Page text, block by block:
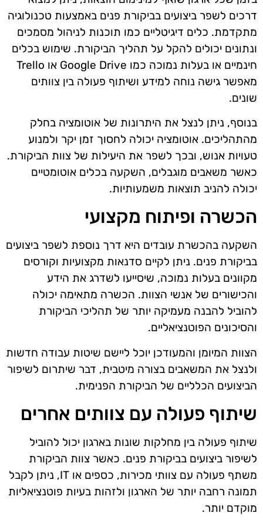
דרכים לשפר ביצועים בביקורת פנים באמצעות טכנולוגיה
מתקדמת. כלים דיגיטליים כמו תוכנות לניהול מסמכים
ונתונים יכולים להקל על תהליך הביקורת. שימוש בכלים
חינמיים או בעלות נמוכה כמו Google Drive או Trello
מאפשר גישה נוחה למידע ושיתוף פעולה בין צוותים
שונים.
בנוסף, ניתן לנצל את היתרונות של אוטומציה בחלק
מהתהליכים. אוטומציה יכולה לחסוך זמן יקר ולמנוע
טעויות אנוש, ובכך לשפר את היעילות של צוות הביקורת.
כאשר משאבים מוגבלים, השקעה בכלים אוטומטיים
יכולה להניב תוצאות משמעותיות.
הכשרה ופיתוח מקצועי
השקעה בהכשרת עובדים היא דרך נוספת לשפר ביצועים
בביקורת פנים. ניתן לקיים סדנאות מקצועיות וקורסים
מקוונים בעלות נמוכה, שיסייעו לשדרג את הידע
והכישורים של אנשי הצוות. הכשרה מתאימה יכולה
להוביל להבנה מעמיקה יותר של תהליכי הביקורת
והסיכונים הפוטנציאליים.
הצוות המיומן והמעודכן יוכל ליישם שיטות עבודה חדשות
ולנצל את המשאבים בצורה מיטבית, דבר שיתרום לשיפור
הביצועים הכלליים של הביקורת הפנימית.
שיתוף פעולה עם צוותים אחרים
שיתוף פעולה בין מחלקות שונות בארגון יכול להוביל
לשיפור ביצועים בביקורת פנים. כאשר צוות הביקורת
משתף פעולה עם צוותי מכירות, כספים או IT, ניתן לקבל
תמונה רחבה יותר של הארגון ולזהות בעיות פוטנציאליות
מוקדם יותר.